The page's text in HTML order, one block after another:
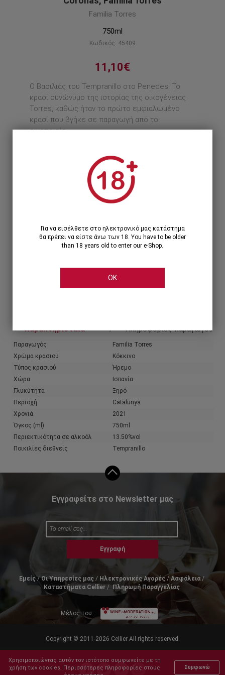
Familia Torres
750ml
Κωδικός: 45409
11,10€
Ο Βασιλιάς του Tempranillo στο Penedes! Το
κρασί συνώνυμο της ιστορίας της οικογένειας
Torres, καθώς ήταν το πρώτο εμφιαλωμένο
κρασί που βγήκε σε παραγωγή από το
οινοποιείο.
Περιγραφή προϊόντος
11,10€
Χαρακτηριστικά Πληροφορίες παραγωγού
Παραγωγός
Familia Torres
Χρώμα κρασιού
Κόκκινο
Τύπος κρασιού
Ήρεμο
Χώρα
Ισπανία
Γλυκύτητα
Ξηρό
Περιοχή
Catalunya
Χρονιά
2021
Όγκος (ml)
750ml
Περιεκτικότητα σε αλκοόλ
13.50%vol
Ποικιλίες διεθνείς
Tempranillo
Χρησιμοποιώντας αυτόν τον ιστότοπο συμφωνείτε με τη
χρήση των cookies. Περισσότερες πληροφορίες στους
Συμφωνώ
Εγγραφείτε στο Newsletter μας
Εγγραφή
Εμείς Οι Υπηρεσίες μας Ηλεκτρονικές Αγορές
Ασφάλεια
Καταστήματα Cellier
Πληρωμή Παραγγελίας
Μέλος του :
Copyright © 2011-2026 Cellier All rights reserved.
Για να εισέλθετε στο ηλεκτρονικό μας κατάστημα
θα πρέπει να είστε άνω των 18. You have to be older
than 18 years old to enter our e-Shop.
OK